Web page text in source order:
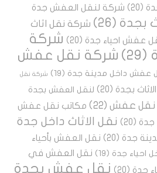
(20)
شركة لنقل العفش جدة
بجدة (26)
شركة نقل اثاث
عفش احياء جدة (20)
شركة
(29)
شركة نقل عفش
عفش داخل مدينة جدة (19) شركة نقل
بجدة (20)
لنقل العفش بجدة
نقل عفش (22)
مكاتب نقل عفش
جدة (20)
نقل الاثاث داخل جدة
جدة (20)
نقل العفش بأحياء
احياء جدة (19)
نقل العفش في
جدة (20)
نقل عفش بجدة